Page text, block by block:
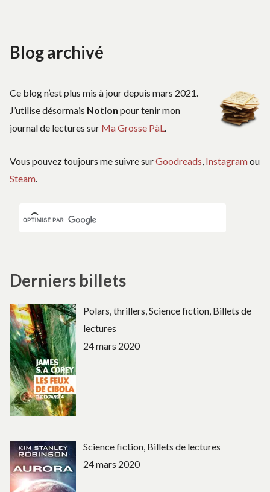
Blog archivé
Ce blog n’est plus mis à jour depuis mars 2021.
J’utilise désormais Notion pour tenir mon
journal de lectures sur Ma Grosse PàL
Vous pouvez toujours me suivre surGoodreads, Instagramou
Steam.
Derniers billets
Polars, thrillers, Science fiction, Billets de
lectures
24 mars 2020
Science fiction, Billets de lectures
24 mars 2020